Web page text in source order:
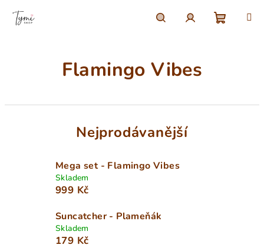
obsah
Flamingo Vibes
Nejprodávanější
Mega set - Flamingo Vibes
Skladem
999 Kč
Suncatcher - Plameňák
Skladem
179 Kč